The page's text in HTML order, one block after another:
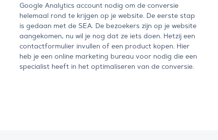
Google Analytics account nodig om de conversie
helemaal rond te krijgen op je website. De eerste stap
is gedaan met de SEA. De bezoekers zijn op je website
aangekomen, nu wil je nog dat ze iets doen. Hetzij een
contactformulier invullen of een product kopen. Hier
heb je een online marketing bureau voor nodig die een
specialist heeft in het optimaliseren van de conversie.